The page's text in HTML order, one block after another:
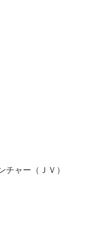
ャー（ＪＶ）